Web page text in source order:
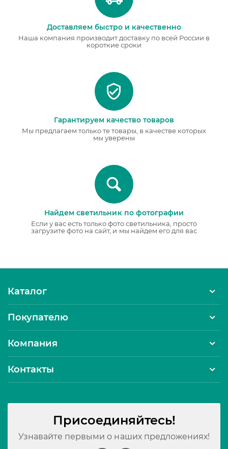
Доставляем быстро и качественно
Наша компания производит доставку по всей России в
короткие сроки
Гарантируем качество товаров
Мы предлагаем только те товары, в качестве которых
мы уверены
Найдем светильник по фотографии
Если у вас есть только фото светильника, просто
загрузите фото на сайт, и мы найдем его для вас
Каталог
Покупателю
Компания
Контакты
Присоединяйтесь!
Узнавайте первыми о наших предложениях!